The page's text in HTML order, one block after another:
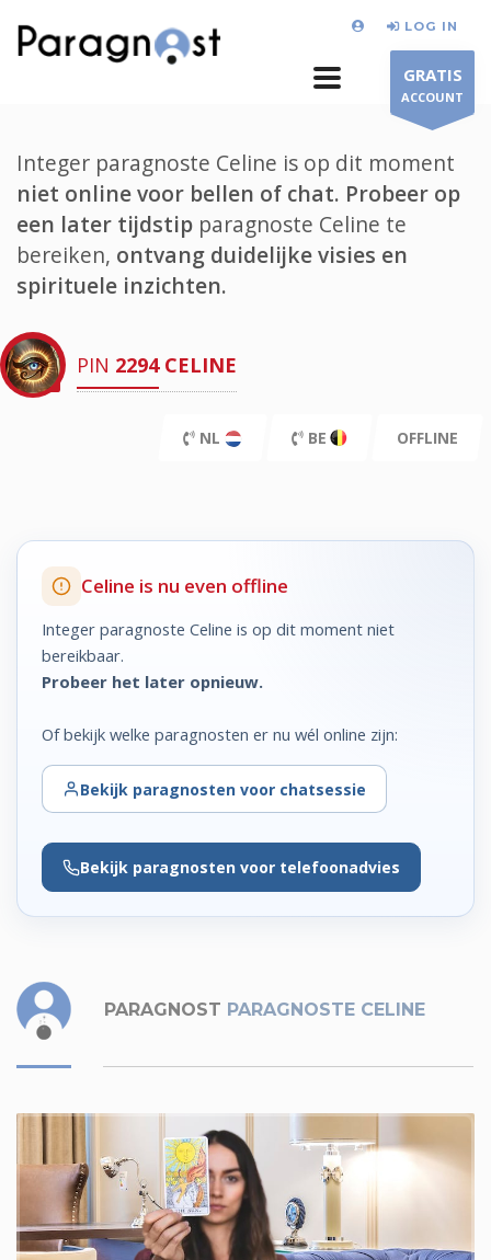
LOG IN
GRATIS
ACCOUNT
Integer paragnoste Celine is op dit moment
niet online voor bellen of chat. Probeer op
een later tijdstip paragnoste Celine te
bereiken, ontvang duidelijke visies en
spirituele inzichten.
PIN 2294 CELINE
NL BE OFFLINE
Celine is nu even offline
Integer paragnoste Celine is op dit moment niet
bereikbaar.
Probeer het later opnieuw.
Of bekijk welke paragnosten er nu wél online zijn:
Bekijk paragnosten voor chatsessie
Bekijk paragnosten voor telefoonadvies
PARAGNOST PARAGNOSTE CELINE